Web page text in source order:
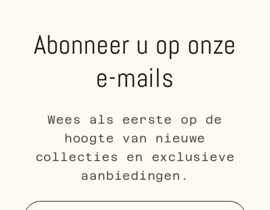
Abonneer u op onze
e-mails
Wees als eerste op de
hoogte van nieuwe
collecties en exclusieve
aanbiedingen.